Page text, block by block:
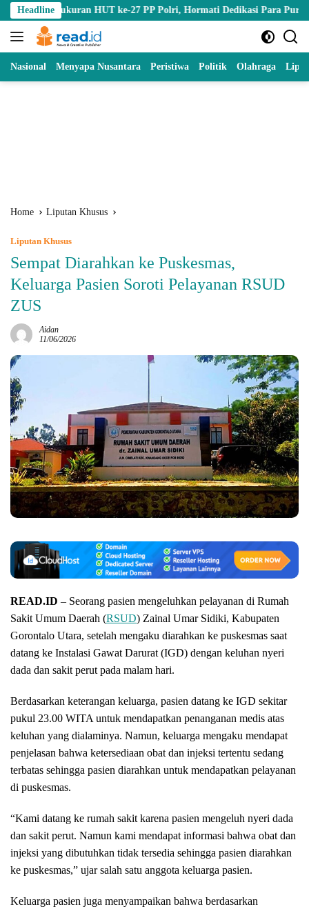
Skip
to
content
Headline
HUT ke-27 PP Polri, Hormati Dedikasi Para Purnawirawan
Nasional Menyapa Nusantara Peristiwa Politik Olahraga
Home Liputan Khusus
Liputan Khusus
Sempat Diarahkan ke Puskesmas,
Keluarga Pasien Soroti Pelayanan RSUD
ZUS
Aidan
11/06/2026
READ.ID – Seorang pasien mengeluhkan pelayanan di Rumah
Sakit Umum Daerah (RSUD) Zainal Umar Sidiki, Kabupaten
Gorontalo Utara, setelah mengaku diarahkan ke puskesmas saat
datang ke Instalasi Gawat Darurat (IGD) dengan keluhan nyeri
dada dan sakit perut pada malam hari.
Berdasarkan keterangan keluarga, pasien datang ke IGD sekitar
pukul 23.00 WITA untuk mendapatkan penanganan medis atas
keluhan yang dialaminya. Namun, keluarga mengaku mendapat
penjelasan bahwa ketersediaan obat dan injeksi tertentu sedang
terbatas sehingga pasien diarahkan untuk mendapatkan pelayanan
di puskesmas.
“Kami datang ke rumah sakit karena pasien mengeluh nyeri dada
dan sakit perut. Namun kami mendapat informasi bahwa obat dan
injeksi yang dibutuhkan tidak tersedia sehingga pasien diarahkan
ke puskesmas,” ujar salah satu anggota keluarga pasien.
Keluarga pasien juga menyampaikan bahwa berdasarkan